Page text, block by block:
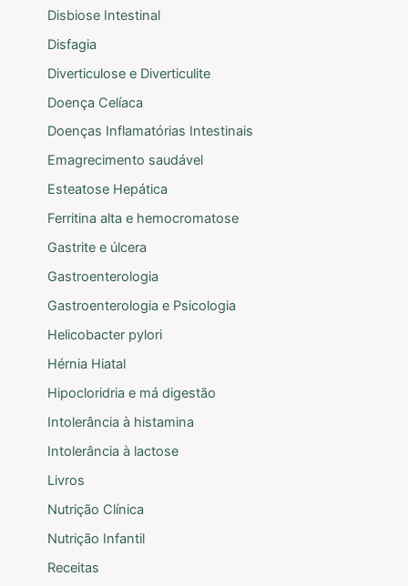
Disbiose Intestinal
Disfagia
Diverticulose e Diverticulite
Doença Celíaca
Doenças Inflamatórias Intestinais
Emagrecimento saudável
Esteatose Hepática
Ferritina alta e hemocromatose
Gastrite e úlcera
Gastroenterologia
Gastroenterologia e Psicologia
Helicobacter pylori
Hérnia Hiatal
Hipocloridria e má digestão
Intolerância à histamina
Intolerância à lactose
Livros
Nutrição Clínica
Nutrição Infantil
Receitas